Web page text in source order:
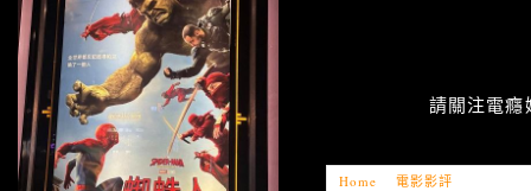
請關注電
Home 電影影評